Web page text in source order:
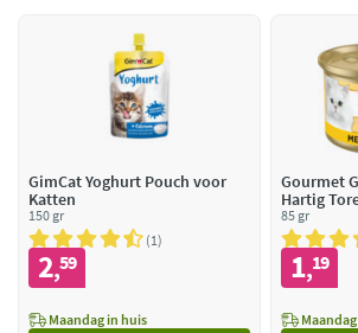
GimCat Yoghurt Pouch voor
Katten
150 gr
1
2,59
Maandag in huis
Gourmet Gold
Hartig
85 gr
1,19